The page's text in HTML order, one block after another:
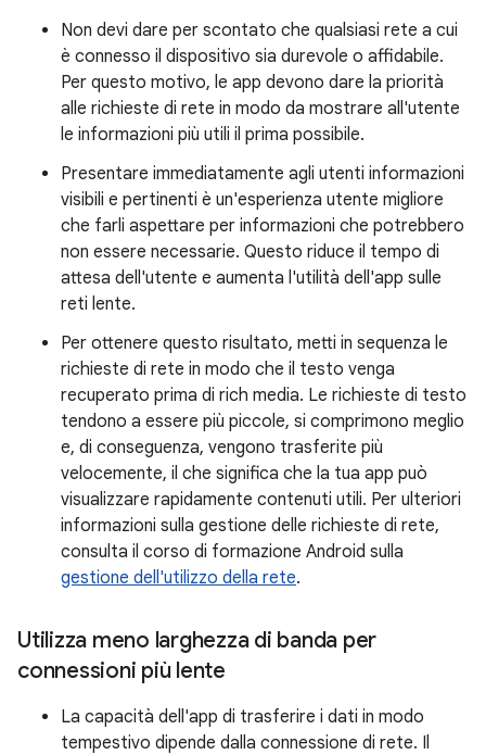
Non devi dare per scontato che qualsiasi rete a cui
è connesso il dispositivo sia durevole o affidabile.
Per questo motivo, le app devono dare la priorità
alle richieste di rete in modo da mostrare all'utente
le informazioni più utili il prima possibile.
Presentare immediatamente agli utenti informazioni
visibili e pertinenti è un'esperienza utente migliore
che farli aspettare per informazioni che potrebbero
non essere necessarie. Questo riduce il tempo di
attesa dell'utente e aumenta l'utilità dell'app sulle
reti lente.
Per ottenere questo risultato, metti in sequenza le
richieste di rete in modo che il testo venga
recuperato prima di rich media. Le richieste di testo
tendono a essere più piccole, si comprimono meglio
e, di conseguenza, vengono trasferite più
velocemente, il che significa che la tua app può
visualizzare rapidamente contenuti utili. Per ulteriori
informazioni sulla gestione delle richieste di rete,
consulta il corso di formazione Android sulla
gestione dell'utilizzo della rete.
Utilizza meno larghezza di banda per
connessioni più lente
La capacità dell'app di trasferire i dati in modo
tempestivo dipende dalla connessione di rete. Il